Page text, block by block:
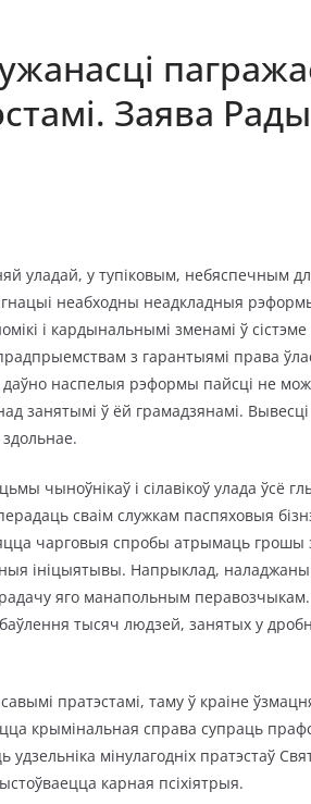
Заява
уладай, у тупіковым, небяспечным
неабходны неадкладныя
і кардынальнымі зменамі ў сістэме
з гарантыямі права
наспелыя рэформы пайсці не
занятымі ў ёй грамадзянамі. Вывесці
чыноўнікаў і сілавікоў улада ўсё
сваім служкам паспяховыя
чарговыя спробы атрымаць грошы
ініцыятывы. Напрыклад, наладжаны
яго манапольным перавозчыкам.
тысяч людзей, занятых у
пратэстамі, таму ў краіне
крымінальная справа супраць
мінулагодніх пратэстаў
карная псіхіятрыя.